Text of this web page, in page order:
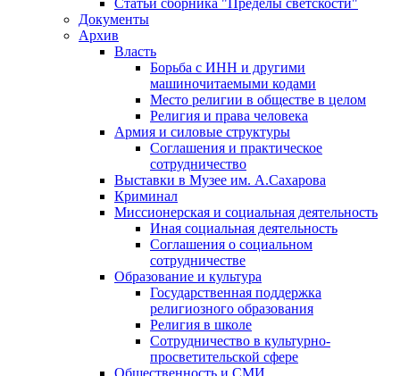
Статьи сборника "Пределы светскости"
Документы
Архив
Власть
Борьба с ИНН и другими
машиночитаемыми кодами
Место религии в обществе в целом
Религия и права человека
Армия и силовые структуры
Соглашения и практическое
сотрудничество
Выставки в Музее им. А.Сахарова
Криминал
Миссионерская и социальная деятельность
Иная социальная деятельность
Соглашения о социальном
сотрудничестве
Образование и культура
Государственная поддержка
религиозного образования
Религия в школе
Сотрудничество в культурно-
просветительской сфере
Общественность и СМИ